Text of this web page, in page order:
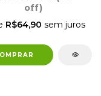
off)
R$64,90 sem juros